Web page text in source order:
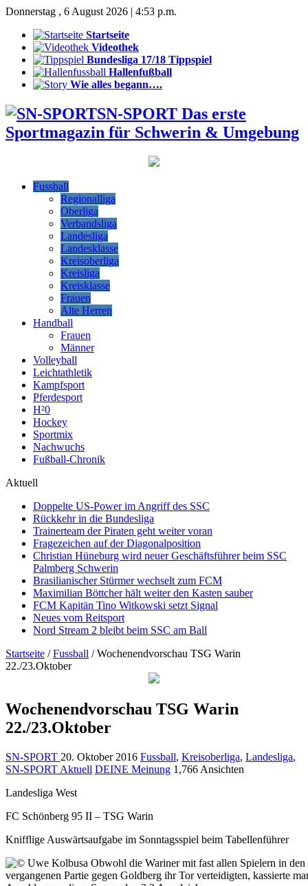
Donnerstag , 6 August 2026 | 4:53 p.m.
Startseite
Videothek
Bundesliga 17/18 Tippspiel
Hallenfußball
Wie alles begann….
SN-SPORT Das erste
Sportmagazin für Schwerin & Umgebung
Fussball
Regionalliga
Oberliga
Verbandsliga
Landesliga
Landesklasse
Kreisoberliga
Kreisliga
Kreisklasse
Frauen
Alte Herren
Handball
Frauen
Männer
Volleyball
Leichtathletik
Kampfsport
Pferdesport
H²0
Hockey
Sportmix
Nachwuchs
Fußball-Chronik
Aktuell
Doppelte US-Power im Angriff des SSC
Rückkehr in die Bundesliga
Trainerteam der Piraten geht weiter voran
Fragezeichen auf der Diagonalposition
Christian Hüneburg wird neuer Geschäftsführer beim SSC
Palmberg Schwerin
Brasilianischer Stürmer wechselt zum FCM
Maximilian Böttcher hält weiter den Kasten sauber
FCM Kapitän Tino Witkowski setzt Signal
Neues vom Reitsport
Nord Stream 2 bleibt beim SSC am Ball
Startseite / Fussball / Wochenendvorschau TSG Warin
22./23.Oktober
Wochenendvorschau TSG Warin
22./23.Oktober
SN-SPORT 20. Oktober 2016 Fussball, Kreisoberliga, Landesliga,
SN-SPORT Aktuell DEINE Meinung 1,766 Ansichten
Landesliga West
FC Schönberg 95 II – TSG Warin
Knifflige Auswärtsaufgabe im Sonntagsspiel beim Tabellenführer